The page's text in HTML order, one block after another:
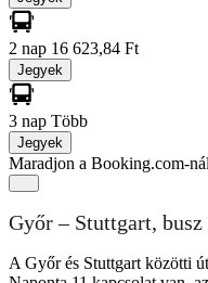
2 nap 16 623,84 Ft
Jegyek
3 nap Több
Jegyek
Maradjon a Booking.com-nál
Győr – Stuttgart, busz
A Győr és Stuttgart közötti